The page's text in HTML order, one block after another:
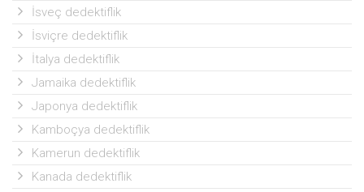
İsveç dedektiflik
İsviçre dedektiflik
İtalya dedektiflik
Jamaika dedektiflik
Japonya dedektiflik
Kamboçya dedektiflik
Kamerun dedektiflik
Kanada dedektiflik